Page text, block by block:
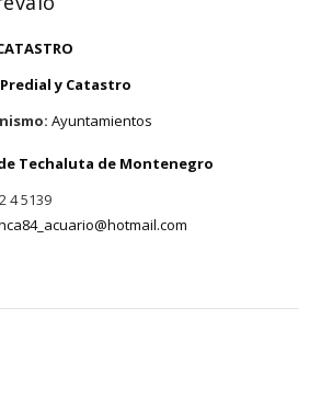
y Catastro
Ayuntamientos
Techaluta de Montenegro
4 5139
CORTÉS AREVALO